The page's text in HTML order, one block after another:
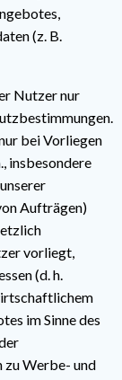
(z. B.
Nutzer nur
bei Vorliegen
insbesondere
Aufträgen)
vorliegt,
(d. h.
im Sinne des
zu Werbe- und